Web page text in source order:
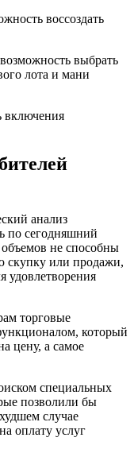
воссоздать
выбрать
лота и мани
включения
анализ
по сегодняшний
не способны
скупку или продажи,
удовлетворения
торговые
который
цену, а самое
специальных
позволили бы
случае
оплату услуг